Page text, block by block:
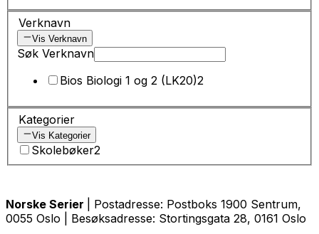
Verknavn
Vis Verknavn
Søk Verknavn
Bios Biologi 1 og 2 (LK20)2
Kategorier
Vis Kategorier
Skolebøker2
Norske Serier
| Postadresse: Postboks 1900 Sentrum,
0055 Oslo | Besøksadresse: Stortingsgata 28, 0161 Oslo